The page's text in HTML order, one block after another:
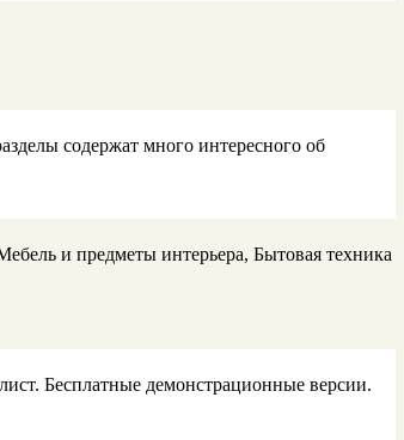
содержат много интересного об
и предметы интерьера, Бытовая техника
Бесплатные демонстрационные версии.